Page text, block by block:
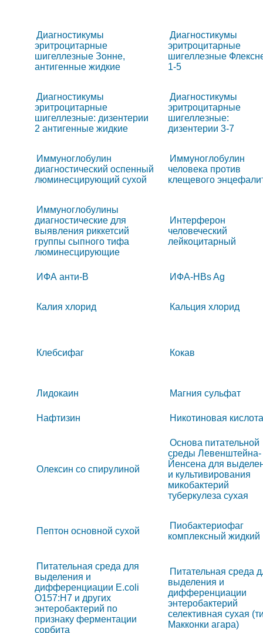
Диагностикумы
эритроцитарные
шигеллезные Зонне,
антигенные жидкие
Диагностикумы
эритроцитарные
шигеллезные
1-5
Диагностикумы
эритроцитарные
шигеллезные: дизентерии
2 антигенные жидкие
Диагностикумы
эритроцитарные
шигеллезные:
дизентерии 3-7
Иммуноглобулин
диагностический оспенный
люминесцирующий сухой
Иммуноглобулин
человека против
клещевого
Иммуноглобулины
диагностические для
выявления риккетсий
группы сыпного тифа
люминесцирующие
Интерферон
человеческий
лейкоцитарный
ИФА анти-В ИФА-HBs Ag
Калия хлорид Кальция хлорид
Клебсифаг Кокав
Лидокаин Магния сульфат
Нафтизин Никотиновая кислота
Олексин со спирулиной
Основа питательной
среды Левенштейна-
Йенсена для
и культивирования
микобактерий
туберкулеза сухая
Пептон основной сухой
Пиобактериофаг
комплексный жидкий
Питательная среда для
выделения и
дифференциации E.coli
О157:H7 и других
энтеробактерий по
признаку ферментации
сорбита
Питательная среда
выделения и
дифференциации
энтеробактерий
селективная сухая
Макконки агара)